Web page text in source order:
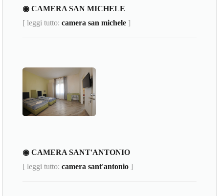
◉ CAMERA SAN MICHELE
[ leggi tutto:camera san michele ]
◉ CAMERA SANT'ANTONIO
[ leggi tutto:camera sant'antonio ]